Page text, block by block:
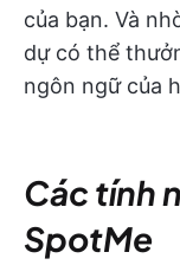
của bạn. Và
dự có thể
ngôn ngữ của
Các tính
SpotMe